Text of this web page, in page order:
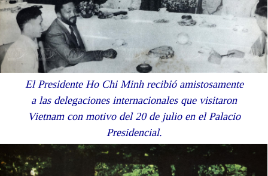
El Presidente Ho Chi Minh recibió amistosamente
a las delegaciones internacionales que visitaron
Vietnam con motivo del 20 de julio en el Palacio
Presidencial.